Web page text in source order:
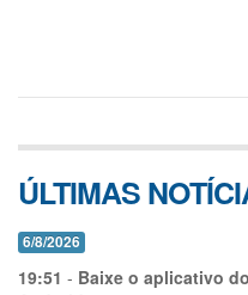
ÚLTIMAS
6/8/2026
19:51 - Baixe o aplicativo